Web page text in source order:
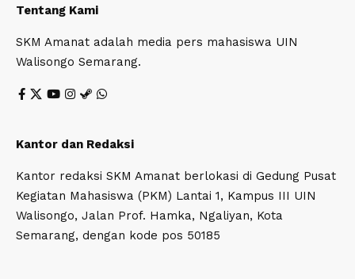
Tentang Kami
SKM Amanat adalah media pers mahasiswa UIN
Walisongo Semarang.
Kantor dan Redaksi
Kantor redaksi SKM Amanat berlokasi di Gedung Pusat
Kegiatan Mahasiswa (PKM) Lantai 1, Kampus III UIN
Walisongo, Jalan Prof. Hamka, Ngaliyan, Kota
Semarang, dengan kode pos 50185